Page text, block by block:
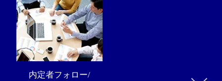
内定者フォロー/